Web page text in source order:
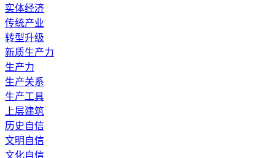
实体经济
传统产业
转型升级
新质生产力
生产力
生产关系
生产工具
上层建筑
历史自信
文明自信
文化自信